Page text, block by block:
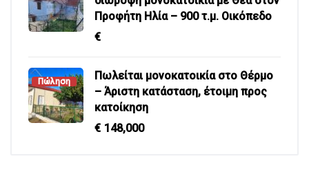
Προφήτη Ηλία – 900 τ.μ. Οικόπεδο
€
Πώληση
Πωλείται μονοκατοικία στο Θέρμο
– Άριστη κατάσταση, έτοιμη προς
κατοίκηση
€ 148,000